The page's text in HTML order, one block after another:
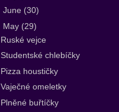
June (30)
May (29)
Ruské vejce
Studentské chlebíčky
Pizza houstičky
Vaječné omeletky
Plněné buřtíčky